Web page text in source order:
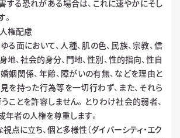
する恐れがある場合は、これに速やかにそし
権配慮
る面において、人種、肌の色、民族、宗教、信
地、社会的身分、門地、性別、性的指向、性自
婚姻関係、年齢、障がいの有無、などを理由と
を持った行為等を一切行わず、また、それら
ことを許容しません。とりわけ社会的弱者、
年者の人権を尊重します。
点に立ち、個と多様性（ダイバーシティ・エク